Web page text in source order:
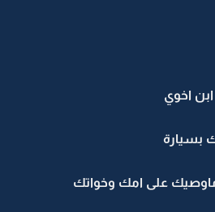
اخوي
بسيارة
على امك وخواتك